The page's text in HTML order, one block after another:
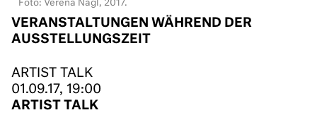
Foto: Verena Nagl, 2017.
VERANSTALTUNGEN WÄHREND DER
AUSSTELLUNGSZEIT
ARTIST TALK
01.09.17, 19:00
ARTIST TALK